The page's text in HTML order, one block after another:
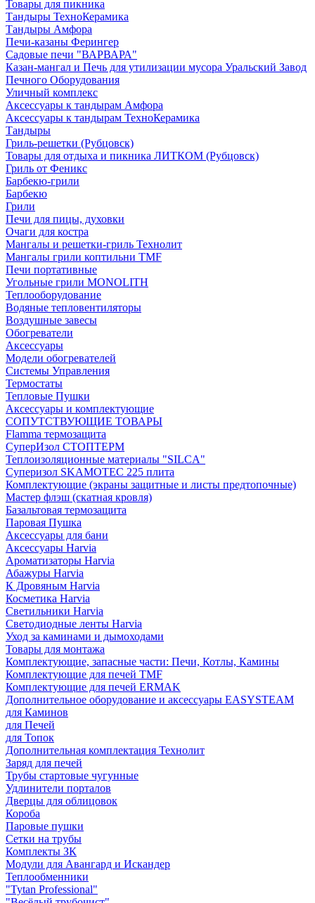
Товары для пикника
Тандыры ТехноКерамика
Тандыры Амфора
Печи-казаны Ферингер
Садовые печи "ВАРВАРА"
Казан-мангал и Печь для утилизации мусора Уральский Завод
Печного Оборудования
Уличный комплекс
Аксессуары к тандырам Амфора
Аксессуары к тандырам ТехноКерамика
Тандыры
Гриль-решетки (Рубцовск)
Товары для отдыха и пикника ЛИТКОМ (Рубцовск)
Гриль от Феникс
Барбекю-грили
Барбекю
Грили
Печи для пицы, духовки
Очаги для костра
Мангалы и решетки-гриль Технолит
Мангалы грили коптильни TMF
Печи портативные
Угольные грили MONOLITH
Теплооборудование
Водяные тепловентиляторы
Воздушные завесы
Обогреватели
Аксессуары
Модели обогревателей
Системы Управления
Термостаты
Тепловые Пушки
Аксессуары и комплектующие
СОПУТСТВУЮЩИЕ ТОВАРЫ
Flamma термозащита
СуперИзол СТОПТЕРМ
Теплоизоляционные материалы "SILCA"
Суперизол SKAMOTEC 225 плита
Комплектующие (экраны защитные и листы предтопочные)
Мастер флэш (скатная кровля)
Базальтовая термозащита
Паровая Пушка
Аксессуары для бани
Аксессуары Harvia
Ароматизаторы Harvia
Абажуры Harvia
К Дровяным Harvia
Косметика Harvia
Светильники Harvia
Светодиодные ленты Harvia
Уход за каминами и дымоходами
Товары для монтажа
Комплектующие, запасные части: Печи, Котлы, Камины
Комплектующие для печей TMF
Комплектующие для печей ERMAK
Дополнительное оборудование и аксессуары EASYSTEAM
для Каминов
для Печей
для Топок
Дополнительная комплектация Технолит
Заряд для печей
Трубы стартовые чугунные
Удлинители порталов
Дверцы для облицовок
Короба
Паровые пушки
Сетки на трубы
Комплекты ЗК
Модули для Авангард и Искандер
Теплообменники
"Tytan Professional"